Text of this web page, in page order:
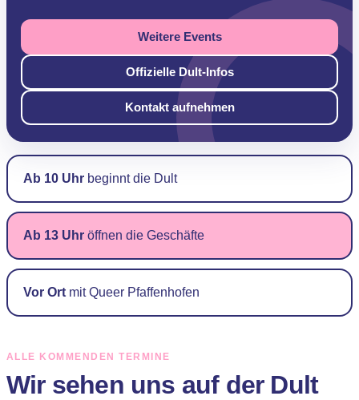
Weitere Events
Offizielle Dult-Infos
Kontakt aufnehmen
Ab 10 Uhr beginnt die Dult
Ab 13 Uhr öffnen die Geschäfte
Vor Ort mit Queer Pfaffenhofen
ALLE KOMMENDEN TERMINE
Wir sehen uns auf der Dult